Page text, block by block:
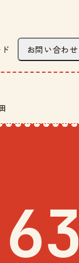
お問い合わせ